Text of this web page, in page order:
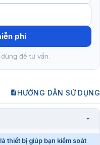
phí
để tư vấn.
HƯỚNG DẪN SỬ DỤNG
thiết bị giúp bạn kiểm soát